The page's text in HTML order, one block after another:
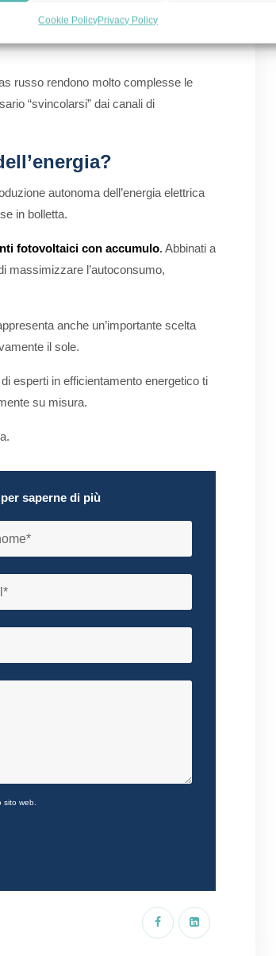
Cookie PolicyPrivacy Policy
russo rendono molto complesse le
“svincolarsi” dai canali di
autonoma dell’energia elettrica
in bolletta.
fotovoltaici con accumulo.Abbinati a
massimizzare l’autoconsumo,
anche un’importante scelta
il sole.
esperti in efficientamento energetico ti
su misura.
saperne di più
web.